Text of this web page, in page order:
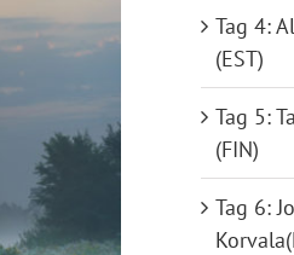
Tag 4:
(EST)
Tag 5:
(FIN)
Tag 6: